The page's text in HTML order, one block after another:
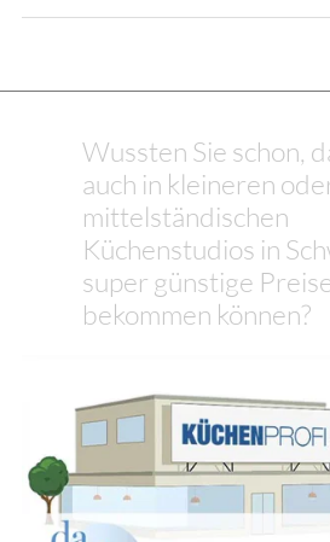
Wussten Sie schon,
auch in kleineren
mittelständischen
Küchenstudios in
super günstige
bekommen können?